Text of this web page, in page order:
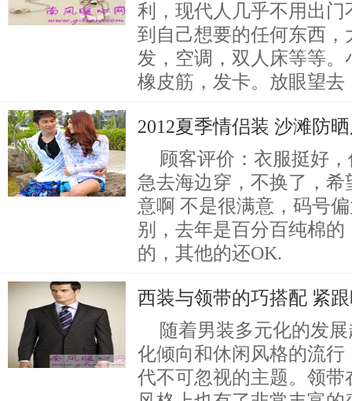
利，现代人几乎不用出
到自己想要的任何东西
发，空调，双人床等等
橡皮筋，发卡。放眼望去
2012夏季情侣装 沙滩防
顾客评价：衣服挺好
急去海边穿，不换了，
意啊 不是很满意，码号
别，去年是百分百纯棉的
的，其他的还OK.
西装与领带的巧搭配 紧
随着男装多元化的发
化倾向和休闲风格的流
代不可忽视的主题。领